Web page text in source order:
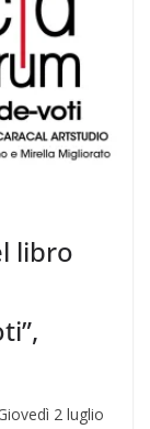
libro
2 luglio